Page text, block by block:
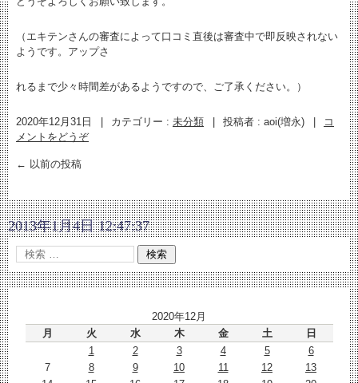
（エキテンさんの審査によって口コミ直後は審査中で即反映されない
ようです。アップさ
れるまで少々時間差があるようですので、ご了承ください。）
2020年12月31日 カテゴリー : 未分類 投稿者 : aoi(増永)
コ
メントをどうぞ
← 以前の投稿
2013年1月4日 12:47:37
2020年12月
月
火 水 木 金 土
日
1
2 3 4 5
6
7
8 9 10 11 12
13